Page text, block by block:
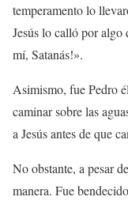
temperamento lo
Jesús lo calló por
mí, Satanás!».
Asimismo, fue Pedro
caminar sobre las
a Jesús antes de que
No obstante, a pesar
manera. Fue